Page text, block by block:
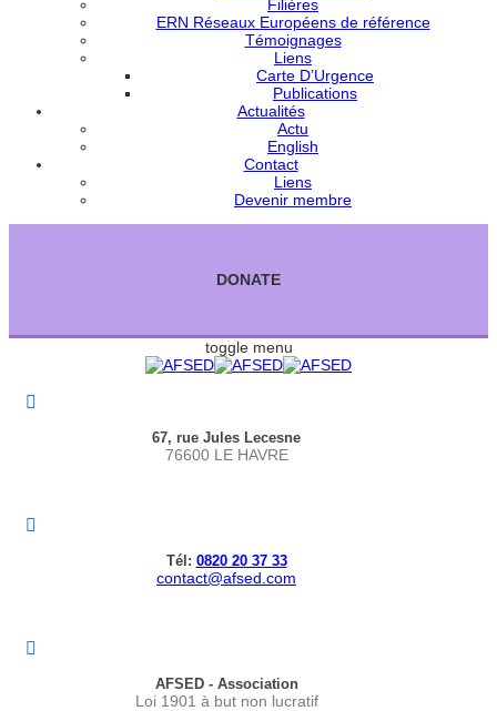
Filières
ERN Réseaux Européens de référence
Témoignages
Liens
Carte D’Urgence
Publications
Actualités
Actu
English
Contact
Liens
Devenir membre
DONATE
toggle menu
67, rue Jules Lecesne
76600 LE HAVRE
Tél: 0820 20 37 33
contact@afsed.com
AFSED - Association
Loi 1901 à but non lucratif